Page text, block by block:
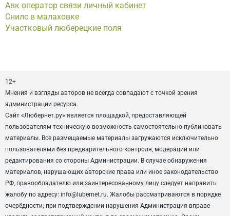
Авк оператор связи личный кабинет
Снилс в малаховке
Участковый люберецкие поля
12+
Мнения и взгляды авторов не всегда совпадают с точкой зрения
администрации ресурса.
Сайт «Любернет.ру» является площадкой, предоставляющей
пользователям техническую возможность самостоятельно публиковать
материалы. Все размещаемые материалы загружаются исключительно
пользователями без предварительного контроля, модерации или
редактирования со стороны Администрации. В случае обнаружения
материалов, нарушающих авторские права или иное законодательство
РФ, правообладателю или заинтересованному лицу следует направить
жалобу по адресу: info@lubernet.ru. Жалобы рассматриваются в порядке
очерёдности; при подтверждении нарушения Администрация вправе